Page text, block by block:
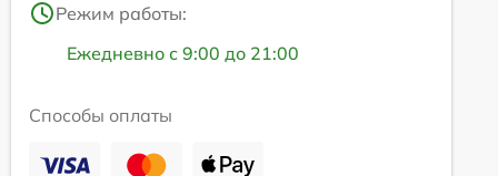
Режим работы:
Ежедневно с 9:00 до 21:00
Способы оплаты